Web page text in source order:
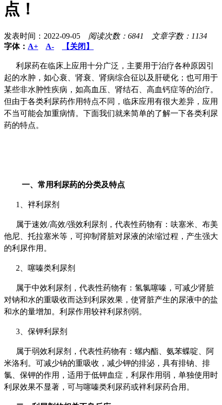
点！
发表时间：2022-09-05 阅读次数：6841
文章字数：1134
字体： A+ A- 【关闭】
利尿药在临床上应用十分广泛，主要用于治疗各种原因引
起的水肿，如心衰、肾衰、肾病综合征以及肝硬化；也可用于
某些非水肿性疾病，如高血压、肾结石、高血钙症等的治疗。
但由于各类利尿药作用特点不同，临床应用有很大差异，应用
不当可能会加重病情。下面我们就来简单的了解一下各类利尿
药的特点。
一、常用利尿药的分类及特点
1、袢利尿剂
属于速效/高效/强效利尿剂，代表性药物有：呋塞米、布美
他尼、托拉塞米等，可抑制肾脏对尿液的浓缩过程，产生强大
的利尿作用。
2、噻嗪类利尿剂
属于中效利尿剂，代表性药物有：氢氯噻嗪，可减少肾脏
对钠和水的重吸收而达到利尿效果，使肾脏产生的尿液中的盐
和水的量增加。利尿作用较袢利尿剂弱。
3、保钾利尿剂
属于弱效利尿剂，代表性药物有：螺内酯、氨苯蝶啶、阿
米洛利。可减少钠的重吸收，减少钾的排泌，具有排钠、排
氯、保钾的作用，适用于低钾血症，利尿作用弱，单独使用时
利尿效果不显著，可与噻嗪类利尿药或袢利尿药合用。